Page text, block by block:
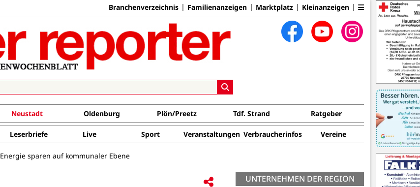
Branchenverzeichnis Familienanzeigen Marktplatz Kleinanzeigen
Neustadt Oldenburg Plön/Preetz Tdf. Strand Ratgeber
Leserbriefe Live Sport Veranstaltungen Verbraucherinfos Vereine
Energie sparen auf kommunaler Ebene
UNTERNEHMEN DER REGION